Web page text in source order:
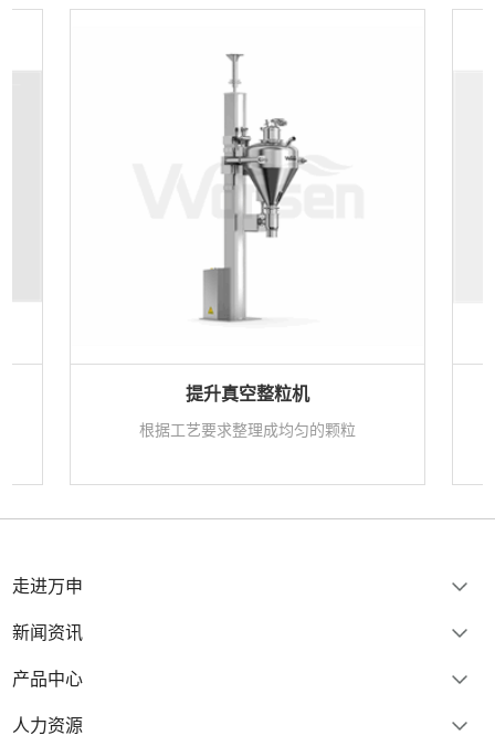
提升真空整粒机
根据工艺要求整理成均匀的颗粒
走进万申
新闻资讯
产品中心
人力资源